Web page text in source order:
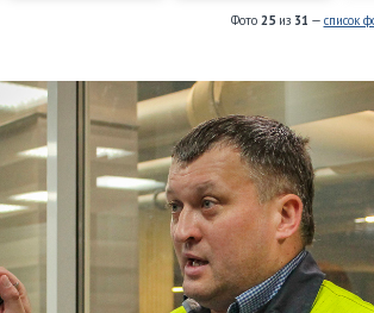
Фото 25из 31 — список